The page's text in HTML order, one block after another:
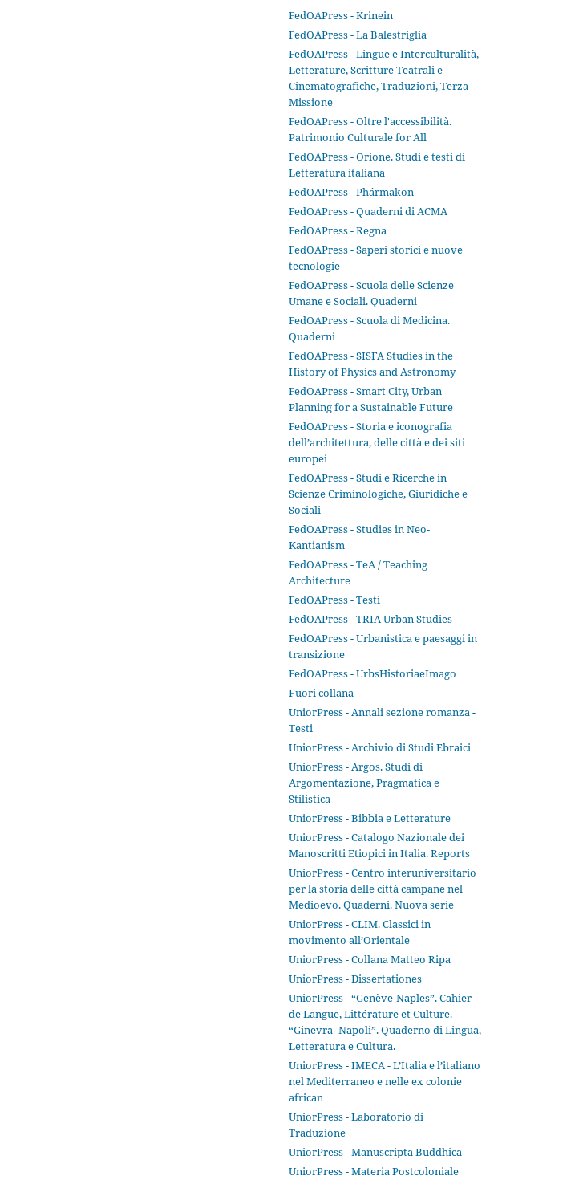
FedOAPress - Krinein
FedOAPress - La Balestriglia
FedOAPress - Lingue e Interculturalità,
Letterature, Scritture Teatrali e
Cinematografiche, Traduzioni, Terza
Missione
FedOAPress - Oltre l'accessibilità.
Patrimonio Culturale for All
FedOAPress - Orione. Studi e testi di
Letteratura italiana
FedOAPress - Phármakon
FedOAPress - Quaderni di ACMA
FedOAPress - Regna
FedOAPress - Saperi storici e nuove
tecnologie
FedOAPress - Scuola delle Scienze
Umane e Sociali. Quaderni
FedOAPress - Scuola di Medicina.
Quaderni
FedOAPress - SISFA Studies in the
History of Physics and Astronomy
FedOAPress - Smart City, Urban
Planning for a Sustainable Future
FedOAPress - Storia e iconografia
dell’architettura, delle città e dei siti
europei
FedOAPress - Studi e Ricerche in
Scienze Criminologiche, Giuridiche e
Sociali
FedOAPress - Studies in Neo-
Kantianism
FedOAPress - TeA / Teaching
Architecture
FedOAPress - Testi
FedOAPress - TRIA Urban Studies
FedOAPress - Urbanistica e paesaggi in
transizione
FedOAPress - UrbsHistoriaeImago
Fuori collana
UniorPress - Annali sezione romanza -
Testi
UniorPress - Archivio di Studi Ebraici
UniorPress - Argos. Studi di
Argomentazione, Pragmatica e
Stilistica
UniorPress - Bibbia e Letterature
UniorPress - Catalogo Nazionale dei
Manoscritti Etiopici in Italia. Reports
UniorPress - Centro interuniversitario
per la storia delle città campane nel
Medioevo. Quaderni. Nuova serie
UniorPress - CLIM. Classici in
movimento all’Orientale
UniorPress - Collana Matteo Ripa
UniorPress - Dissertationes
UniorPress - “Genève-Naples”. Cahier
de Langue, Littérature et Culture.
“Ginevra- Napoli”. Quaderno di Lingua,
Letteratura e Cultura.
UniorPress - IMECA - L’Italia e l’italiano
nel Mediterraneo e nelle ex colonie
african
UniorPress - Laboratorio di
Traduzione
UniorPress - Manuscripta Buddhica
UniorPress - Materia Postcoloniale